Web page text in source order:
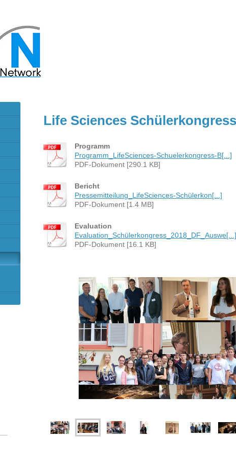
Life Sciences
Programm
Programm_LifeSciences-Schuelerkongress-B[...]
PDF-Dokument [290.1 KB]
Bericht
Pressemitteilung_LifeSciences-Schülerkon[...]
PDF-Dokument [1.4 MB]
Evaluation
PDF-Dokument [16.1 KB]